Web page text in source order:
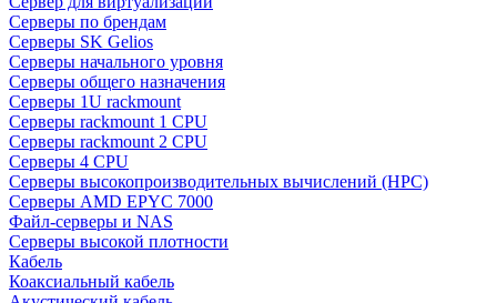
Серверы по брендам
Серверы SK Gelios
Серверы начального уровня
Серверы общего назначения
Серверы 1U rackmount
Серверы rackmount 1 CPU
Серверы rackmount 2 CPU
Серверы 4 CPU
Серверы высокопроизводительных вычислений (HPC)
Серверы AMD EPYC 7000
Файл-серверы и NAS
Серверы высокой плотности
Кабель
Коаксиальный кабель